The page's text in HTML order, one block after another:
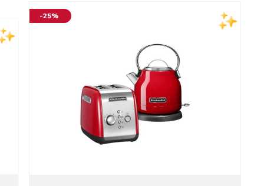
-25%